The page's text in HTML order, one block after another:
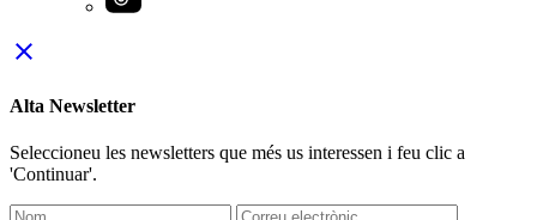
close
Alta Newsletter
Seleccioneu les newsletters que més us interessen i feu clic a
'Continuar'.